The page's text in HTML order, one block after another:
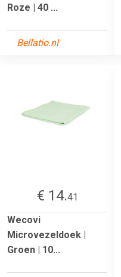
Roze | 40 ...
Bellatio.nl
€ 14.41
Wecovi
Microvezeldoek |
Groen | 10...